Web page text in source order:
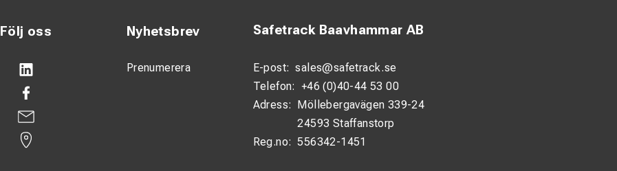
Följ oss Nyhetsbrev
Prenumerera
Safetrack Baavhammar AB
E-post: sales@safetrack.se
Telefon: +46 (0)40-44 53 00
Adress: Möllebergavägen 339-24
24593 Staffanstorp
Reg.no: 556342-1451